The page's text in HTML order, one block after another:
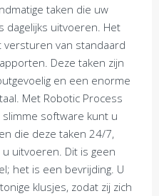
taken die uw
dagelijks uitvoeren. Het
versturen van standaard
Deze taken zijn
en een enorme
Met Robotic Process
software kunt u
die deze taken 24/7,
uitvoeren. Dit is geen
het is een bevrijding. U
klusjes, zodat zij zich